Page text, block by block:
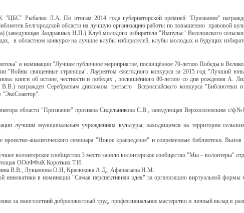
"ЦБС" Рыбалко Л.А. По итогам 2014 года губернаторской премией "Призвание"
Белгородской области на лучшую организацию работы по повышению правовой
Заздравных Н.П.) Клуб молодого избирателя "Импульс" Веселовского
в областном конкурсе на лучшие клубы избирателей, клубы молодых и будущих
в номинации "Лучшее публичное мероприятие, посвящённое 70-летию Победы в
"Войны священные страницы". Лауреатом ежегодного конкурса за 2015 год "Лучший
книги об истине, честности и победах", посвящённого 80-летию со дня рождения А.
награжден Серебряным дипломом третьего Всероссийского конкурса "Библиотеки и
"ЭкоСоавтор".
области "Призвание" признана Сидельникова С.В., заведующая Верхососенским с/
лучшим муниципальным учреждениям культуры, находящимся на территории
аналитического семинара "Новое краеведение" и современные библиотеки.
волонтерское сообщество 3 место заняло волонтерское сообщество "Мы – волонтеры"
ООиФФиК Коротких Т.И.
В.В., Лукьянова О.Н, Красюкова А.Д., Афанасьева Н.М.
в номинации "Самая перспективная идея" за организацию виртуальной формы
за многолетний добросовестный труд, профессиональное мастерство и личный вклад в